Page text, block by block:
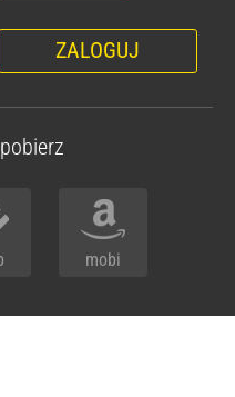
ZALOGUJ
mobi